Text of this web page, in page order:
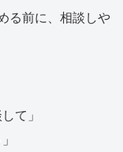
る前に、相談しや
て」